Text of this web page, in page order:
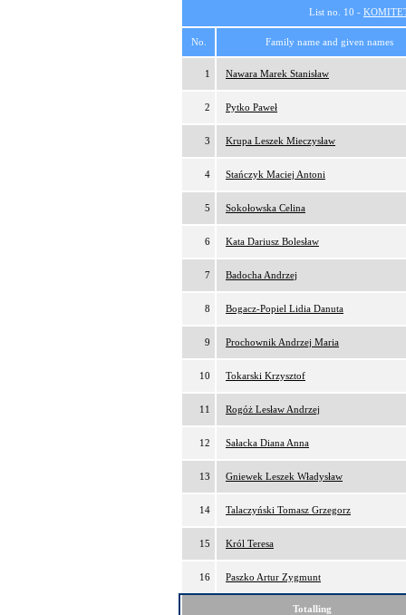
List no. 10 -
No. Family name and given names
1 Nawara Marek Stanisław
2 Pytko Paweł
3 Krupa Leszek Mieczysław
4 Stańczyk Maciej Antoni
5 Sokołowska Celina
6 Kata Dariusz Bolesław
7 Badocha Andrzej
8 Bogacz-Popiel Lidia Danuta
9 Prochownik Andrzej Maria
10 Tokarski Krzysztof
11 Rogóż Lesław Andrzej
12 Sałacka Diana Anna
13 Gniewek Leszek Władysław
14 Talaczyński Tomasz Grzegorz
15 Król Teresa
16 Paszko Artur Zygmunt
Totalling